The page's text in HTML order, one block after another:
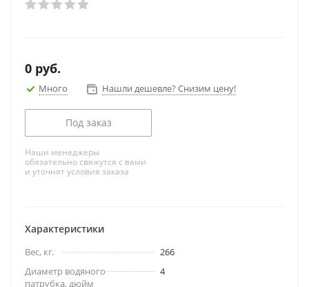
0 руб.
Много Нашли дешевле? Снизим цену!
Под заказ
Наши менеджеры
обязательно свяжутся с вами
и уточнят условия заказа
Характеристики
Вес, кг.
266
Диаметр водяного
патрубка, дюйм
4